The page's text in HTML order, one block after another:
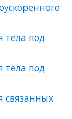
тела под
тела под
связанных